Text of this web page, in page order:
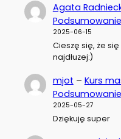
Agata
Podsumowanie
2025-06-15
Cieszę się, że
najdłuzej:)
mjot – Kurs
Podsumowanie
2025-05-27
Dziękuję super